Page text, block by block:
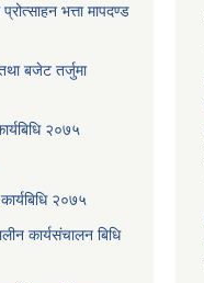
भत्ता मापदण्ड
बजेट तर्जुमा
२०७५
२०७५
कार्यसंचालन बिधि